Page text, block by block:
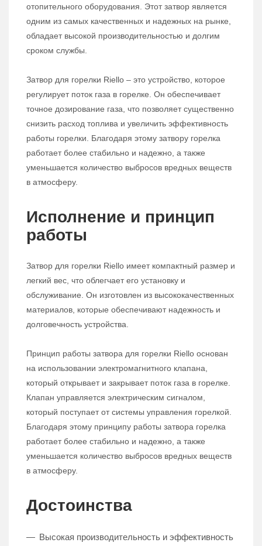
отопительного оборудования. Этот затвор является
одним из самых качественных и надежных на рынке,
обладает высокой производительностью и долгим
сроком службы.
Затвор для горелки Riello – это устройство, которое
регулирует поток газа в горелке. Он обеспечивает
точное дозирование газа, что позволяет существенно
снизить расход топлива и увеличить эффективность
работы горелки. Благодаря этому затвору горелка
работает более стабильно и надежно, а также
уменьшается количество выбросов вредных веществ
в атмосферу.
Исполнение и принцип
работы
Затвор для горелки Riello имеет компактный размер и
легкий вес, что облегчает его установку и
обслуживание. Он изготовлен из высококачественных
материалов, которые обеспечивают надежность и
долговечность устройства.
Принцип работы затвора для горелки Riello основан
на использовании электромагнитного клапана,
который открывает и закрывает поток газа в горелке.
Клапан управляется электрическим сигналом,
который поступает от системы управления горелкой.
Благодаря этому принципу работы затвора горелка
работает более стабильно и надежно, а также
уменьшается количество выбросов вредных веществ
в атмосферу.
Достоинства
Высокая производительность и эффективность